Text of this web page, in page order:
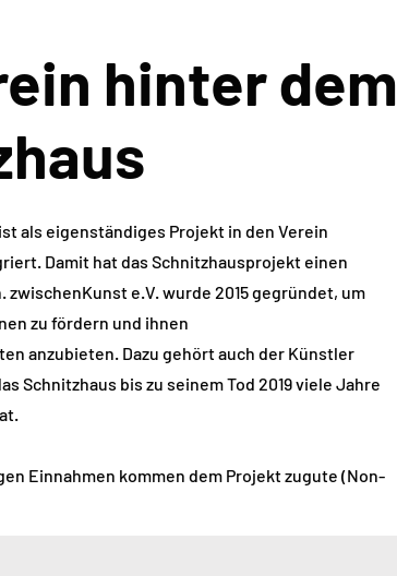
hinter dem
als eigenständiges Projekt in den Verein
Damit hat das Schnitzhausprojekt einen
zwischenKunst e.V. wurde 2015 gegründet, um
zu fördern und ihnen
anzubieten. Dazu gehört auch der Künstler
Schnitzhaus bis zu seinem Tod 2019 viele Jahre
Einnahmen kommen dem Projekt zugute (Non-